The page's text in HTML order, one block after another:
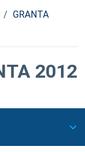
GRANTA
2012